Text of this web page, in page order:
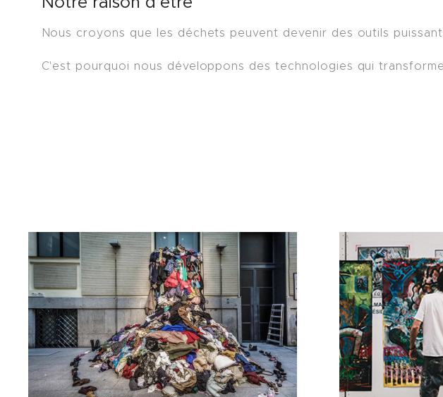
Nous croyons que les déchets peuvent devenir des outils
C'est pourquoi nous développons des technologies qui